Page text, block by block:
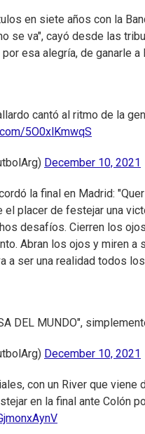
en siete años con la
se va", cayó desde las
esa alegría, de ganarle
cantó al ritmo de la
5O0xlKmwqS
December 10, 2021
la final en Madrid:
placer de festejar una
desafíos. Cierren los
Abran los ojos y miren a
a ser una realidad todos
DEL MUNDO",
December 10, 2021
con un River que
en la final ante Colón